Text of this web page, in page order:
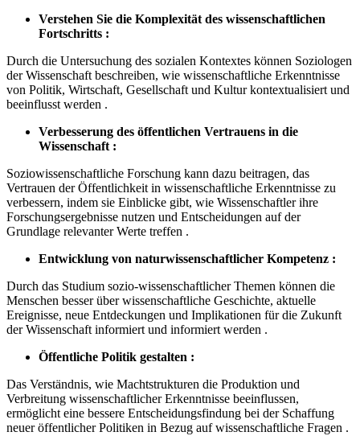
Verstehen Sie die Komplexität des wissenschaftlichen
Fortschritts :
Durch die Untersuchung des sozialen Kontextes können Soziologen
der Wissenschaft beschreiben, wie wissenschaftliche Erkenntnisse
von Politik, Wirtschaft, Gesellschaft und Kultur kontextualisiert und
beeinflusst werden .
Verbesserung des öffentlichen Vertrauens in die
Wissenschaft :
Soziowissenschaftliche Forschung kann dazu beitragen, das
Vertrauen der Öffentlichkeit in wissenschaftliche Erkenntnisse zu
verbessern, indem sie Einblicke gibt, wie Wissenschaftler ihre
Forschungsergebnisse nutzen und Entscheidungen auf der
Grundlage relevanter Werte treffen .
Entwicklung von naturwissenschaftlicher Kompetenz :
Durch das Studium sozio-wissenschaftlicher Themen können die
Menschen besser über wissenschaftliche Geschichte, aktuelle
Ereignisse, neue Entdeckungen und Implikationen für die Zukunft
der Wissenschaft informiert und informiert werden .
Öffentliche Politik gestalten :
Das Verständnis, wie Machtstrukturen die Produktion und
Verbreitung wissenschaftlicher Erkenntnisse beeinflussen,
ermöglicht eine bessere Entscheidungsfindung bei der Schaffung
neuer öffentlicher Politiken in Bezug auf wissenschaftliche Fragen .